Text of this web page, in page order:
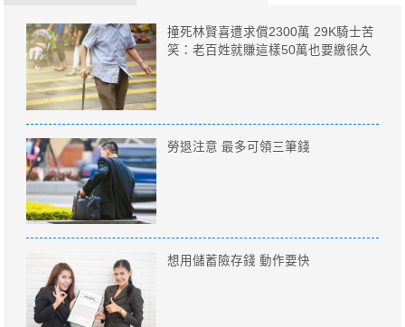
撞死林賢喜遭求償2300萬 29K騎士苦
笑：老百姓就賺這樣50萬也要繳很久
勞退注意 最多可領三筆錢
想用儲蓄險存錢 動作要快